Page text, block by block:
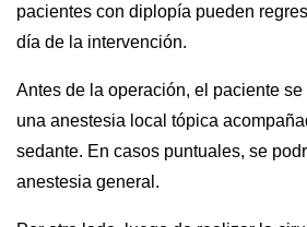
pacientes con diplopía pueden
día de la intervención.
Antes de la operación, el paciente
una anestesia local tópica
sedante. En casos puntuales, se
anestesia general.